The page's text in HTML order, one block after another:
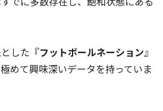
した『フットボールネーション』
めて興味深いデータを持っていま